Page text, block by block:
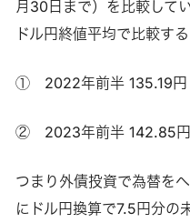
月30日まで）を比較して
ドル円終値平均で比較す
① 2022年前半 135.19円
② 2023年前半 142.85円
つまり外債投資で為替を
にドル円換算で7.5円分の